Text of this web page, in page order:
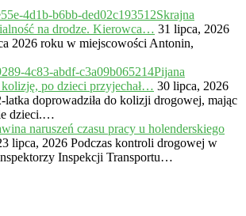
Skrajna
na drodze. Kierowca… 31 lipca, 2026
2026 roku w miejscowości Antonin,
Pijana
kolizję, po dzieci przyjechał… 30 lipca, 2026
latka doprowadziła do kolizji drogowej, mając
dzieci.…
naruszeń czasu pracy u holenderskiego
lipca, 2026 Podczas kontroli drogowej w
Inspekcji Transportu…